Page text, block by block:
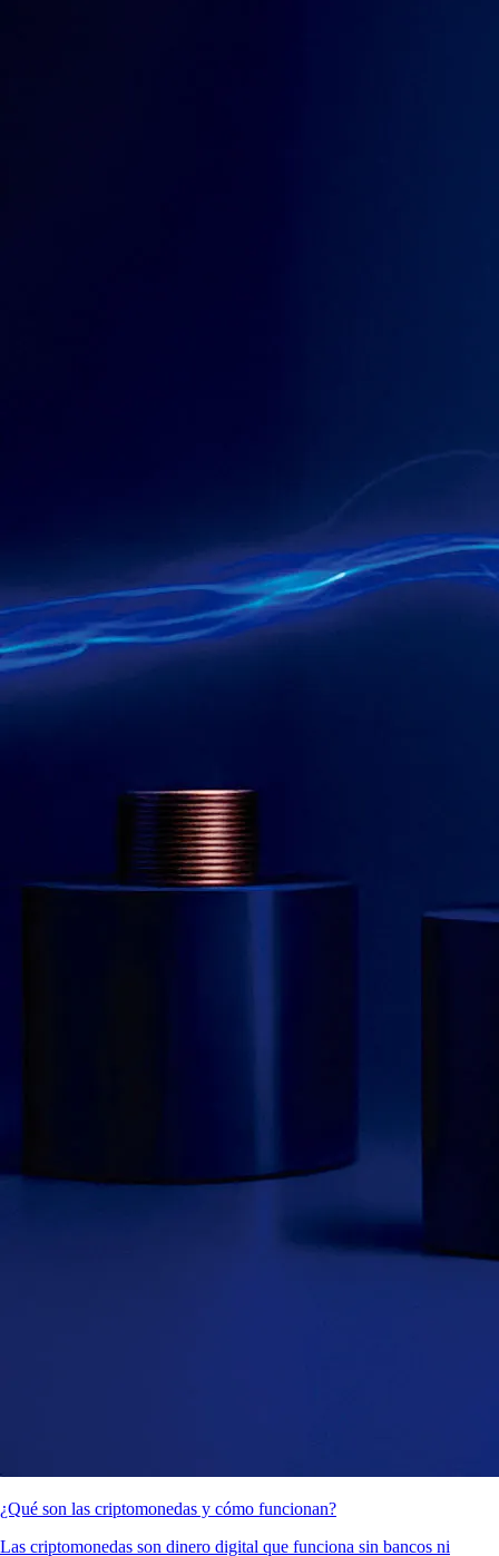
¿Qué son las criptomonedas y cómo funcionan?
Las criptomonedas son dinero digital que funciona sin bancos ni